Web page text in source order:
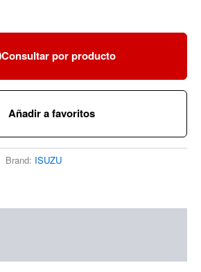
Consultar por producto
Añadir a favoritos
Brand: ISUZU